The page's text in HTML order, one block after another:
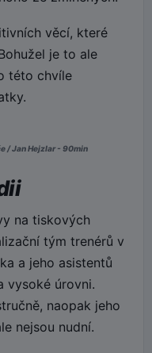
věcí, které
je to ale
této chvíle
/ Jan Hejzlar - 90min
na tiskových
tým trenérů v
a jeho asistentů
vysoké úrovni.
naopak jeho
nejsou nudní.